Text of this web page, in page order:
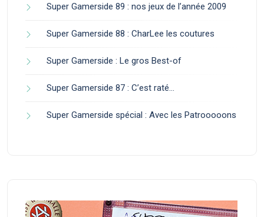
Super Gamerside 89 : nos jeux de l’année 2009
Super Gamerside 88 : CharLee les coutures
Super Gamerside : Le gros Best-of
Super Gamerside 87 : C’est raté…
Super Gamerside spécial : Avec les Patrooooons